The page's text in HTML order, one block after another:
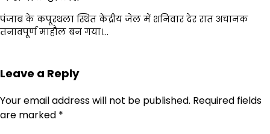
पंजाब के कपूरथला स्थित केंद्रीय जेल में शनिवार देर रात अचानक
तनावपूर्ण माहौल बन गया।…
Leave a Reply
Your email address will not be published. Required fields
are marked *